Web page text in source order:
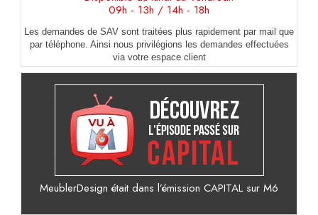
09h - 13h / 14h - 18h
Les demandes de SAV sont traitées plus rapidement par mail que
par téléphone. Ainsi nous privilégions les demandes effectuées
via votre espace client
MeublerDesign était dans l’émission CAPITAL sur M6